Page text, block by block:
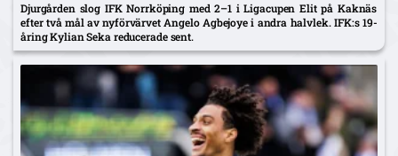
Djurgården slog IFK Norrköping med 2–1 i Ligacupen Elit på Kaknäs
efter två mål av nyförvärvet Angelo Agbejoye i andra halvlek. IFK:s 19-
åring Kylian Seka reducerade sent.